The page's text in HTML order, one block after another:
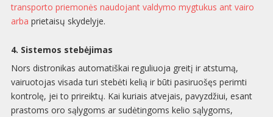
transporto priemonės naudojant valdymo mygtukus ant vairo
arba prietaisų skydelyje.
4. Sistemos stebėjimas
Nors distronikas automatiškai reguliuoja greitį ir atstumą,
vairuotojas visada turi stebėti kelią ir būti pasiruošęs perimti
kontrolę, jei to prireiktų. Kai kuriais atvejais, pavyzdžiui, esant
prastoms oro sąlygoms ar sudėtingoms kelio sąlygoms,